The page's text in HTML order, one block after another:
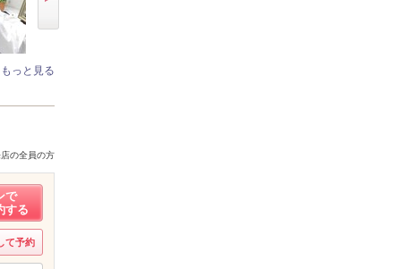
もっと見る
の全員の方
で
する
て予約